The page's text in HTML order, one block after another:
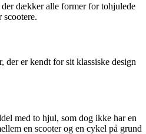
der dækker alle former for tohjulede
scootere.
der er kendt for sit klassiske design
med to hjul, som dog ikke har en
en scooter og en cykel på grund